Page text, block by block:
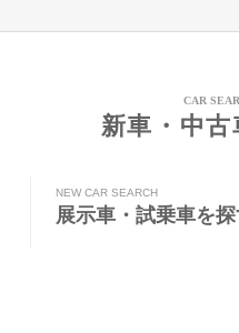
CAR
新車・中
NEW CAR SEARCH
展示車・試乗車を